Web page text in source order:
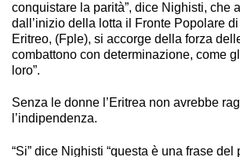
conquistare la parità”, dice Nighisti, che
dall’inizio della lotta il Fronte Popolare
Eritreo, (Fple), si accorge della forza
combattono con determinazione, come
loro”.
Senza le donne l’Eritrea non avrebbe
l’indipendenza.
“Si” dice Nighisti “questa è una frase